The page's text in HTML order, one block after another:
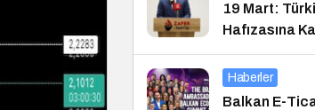
19 Mart:
Hafızasına
Haberler
Balkan E-